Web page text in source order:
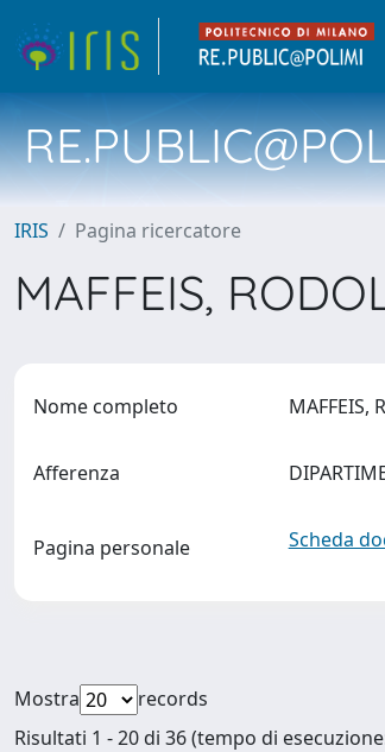
IRIS Pagina ricercatore
MAFFEIS,
Nome completo MAFFEIS,
Afferenza
Pagina personale Scheda
Mostra
records
Risultati 1 - 20 di 36 (tempo di